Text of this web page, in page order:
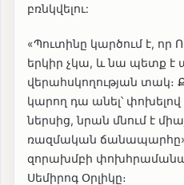
բռնկվելու:
«Պուտինը կարծում է, որ
երկիր չկա, և նա պետք է
վերահսկողության տակ։
կարող դա անել՝ փոխելով
ներսից, նրան մնում է
ռազմական
զորախմբի
Սեմիրոգ Օրլիկը։